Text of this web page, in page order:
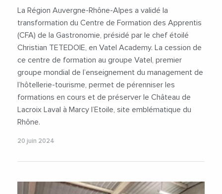
La Région Auvergne-Rhône-Alpes a validé la
transformation du Centre de Formation des Apprentis
(CFA) de la Gastronomie, présidé par le chef étoilé
Christian TETEDOIE, en Vatel Academy. La cession de
ce centre de formation au groupe Vatel, premier
groupe mondial de l’enseignement du management de
l’hôtellerie-tourisme, permet de pérenniser les
formations en cours et de préserver le Château de
Lacroix Laval à Marcy l’Etoile, site emblématique du
Rhône.
20 juin 2024